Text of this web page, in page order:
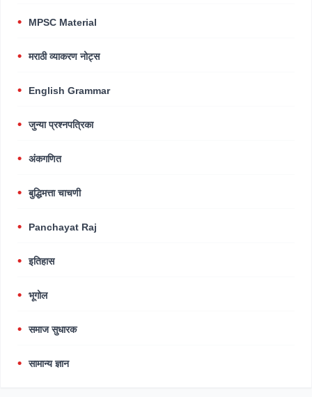
MPSC Material
मराठी व्याकरण नोट्स
English Grammar
जुन्या प्रश्नपत्रिका
अंकगणित
बुद्धिमत्ता चाचणी
Panchayat Raj
इतिहास
भूगोल
समाज सुधारक
सामान्य ज्ञान